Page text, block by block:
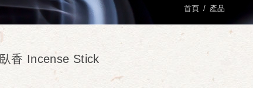
首頁 產品
臥香 Incense Stick